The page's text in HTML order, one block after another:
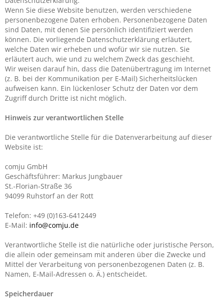
Wenn Sie diese Website benutzen, werden verschiedene
personenbezogene Daten erhoben. Personenbezogene Daten
sind Daten, mit denen Sie persönlich identifiziert werden
können. Die vorliegende Datenschutzerklärung erläutert,
welche Daten wir erheben und wofür wir sie nutzen. Sie
erläutert auch, wie und zu welchem Zweck das geschieht.
Wir weisen darauf hin, dass die Datenübertragung im Internet
(z. B. bei der Kommunikation per E-Mail) Sicherheitslücken
aufweisen kann. Ein lückenloser Schutz der Daten vor dem
Zugriff durch Dritte ist nicht möglich.
Hinweis zur verantwortlichen Stelle
Die verantwortliche Stelle für die Datenverarbeitung auf dieser
Website ist:
comju GmbH
Geschäftsführer: Markus Jungbauer
St.-Florian-Straße 36
94099 Ruhstorf an der Rott
Telefon: +49 (0)163-6412449
E-Mail: info@comju.de
Verantwortliche Stelle ist die natürliche oder juristische Person,
die allein oder gemeinsam mit anderen über die Zwecke und
Mittel der Verarbeitung von personenbezogenen Daten (z. B.
Namen, E-Mail-Adressen o. Ä.) entscheidet.
Speicherdauer